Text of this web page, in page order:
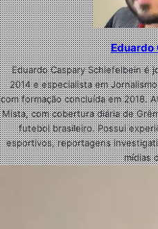
Eduardo
Eduardo Caspary Schiefelbein é
2014 e especialista em
com formação concluída em 2018.
Mista, com cobertura diária de
futebol brasileiro. Possui
esportivos, reportagens
mídias